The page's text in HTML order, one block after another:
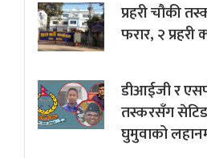
प्रहरी चौकी
फरार, २ प्रहरी
डीआईजी र
तस्करसँग
घुमुवाको